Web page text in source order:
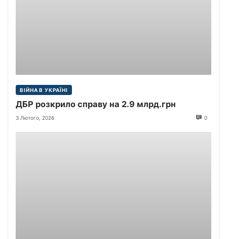
ВІЙНА В УКРАЇНІ
ДБР розкрило справу на 2.9 млрд.грн
3 Лютого, 2026 0